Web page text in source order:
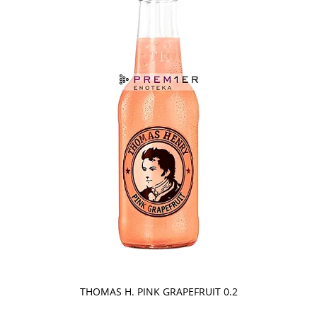
THOMAS H. PINK GRAPEFRUIT 0.2